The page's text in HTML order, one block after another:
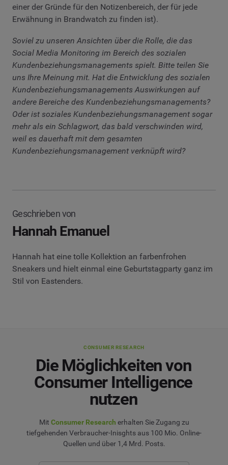
einer der Gründe für den Notizenbereich, der für jede
Erwähnung in Brandwatch zu finden ist).
Soviel zu unseren Ansichten über die Rolle, die das
Social Media Monitoring im Bereich des sozialen
Kundenbeziehungsmanagements spielt. Bitte teilen Sie
uns Ihre Meinung mit. Hat die Entwicklung des sozialen
Kundenbeziehungsmanagements Auswirkungen auf
andere Bereiche des Kundenbeziehungsmanagements?
Oder ist soziales Kundenbeziehungsmanagement sogar
mehr als ein Schlagwort, das bald verschwinden wird,
weil es dauerhaft mit dem gesamten
Kundenbeziehungsmanagement verknüpft wird?
Geschrieben von
Hannah Emanuel
Hannah hat eine tolle Kollektion an farbenfrohen
Sneakers und hielt einmal eine Geburtstagparty ganz im
Stil von Eastenders.
CONSUMER RESEARCH
Die Möglichkeiten von
Consumer Intelligence
nutzen
Mit Consumer Research erhalten Sie Zugang zu
tiefgehenden Verbraucher-Inisghts aus 100 Mio. Online-
Quellen und über 1,4 Mrd. Posts.